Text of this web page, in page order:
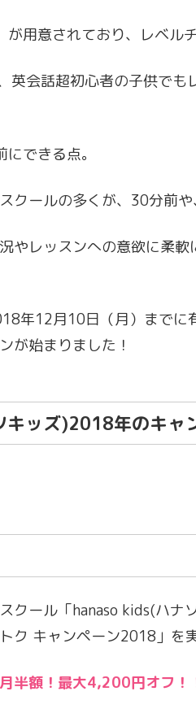
用意されており、レベル
英会話超初心者の子供でも
できる点。
クールの多くが、30分前
やレッスンへの意欲に柔
年12月10日（月）までに
が始まりました！
ッズ)2018年のキャ
クール「hanaso kids(ハナ
ク キャンペーン2018」を実
半額！最大4,200円オフ！